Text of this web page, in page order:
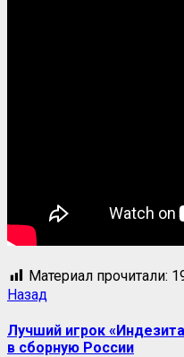
Материал прочитали:
Назад
Лучший игрок
в сборную России